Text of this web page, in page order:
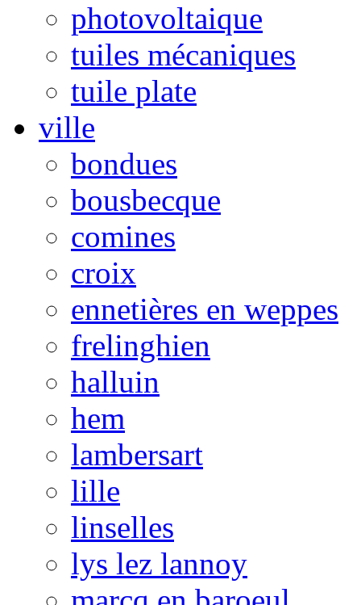
photovoltaique
tuiles mécaniques
tuile plate
ville
bondues
bousbecque
comines
croix
ennetières en weppes
frelinghien
halluin
hem
lambersart
lille
linselles
lys lez lannoy